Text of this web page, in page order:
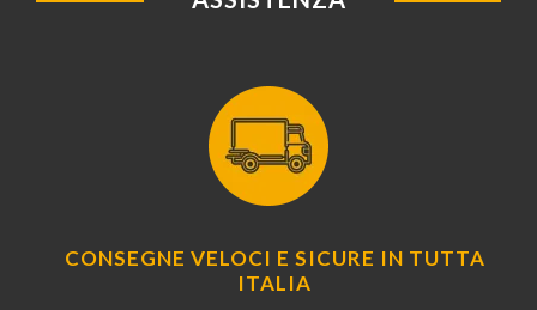
CONSEGNE VELOCI E SICURE IN TUTTA
ITALIA